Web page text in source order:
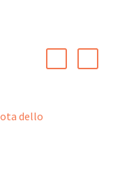
dello
suola